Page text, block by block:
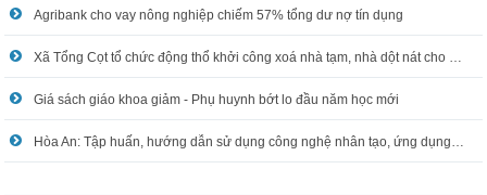
Agribank cho vay nông nghiệp chiếm 57% tổng dư nợ tín dụng
Giá sách giáo khoa giảm - Phụ huynh bớt lo đầu năm học mới